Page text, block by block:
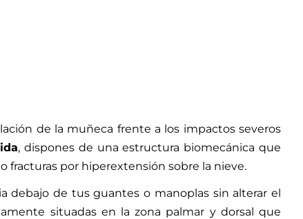
de la muñeca frente a los impactos severos
, dispones de una estructura biomecánica que
fracturas por hiperextensión sobre la nieve.
debajo de tus guantes o manoplas sin alterar el
situadas en la zona palmar y dorsal que